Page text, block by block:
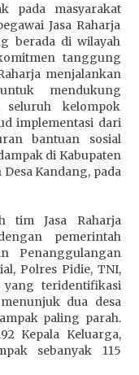
Polres
pada masyarakat
Jasa Raharja
berada di wilayah
tanggung
menjalankan
mendukung
kelompok
implementasi dari
bantuan sosial
di Kabupaten
Kandang, pada
tim Jasa Raharja
pemerintah
Penanggulangan
Polres Pidie, TNI,
teridentifikasi
dua desa
paling parah.
Kepala Keluarga,
sebanyak 115